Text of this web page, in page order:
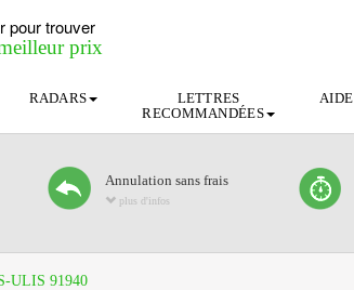
pour trouver
prix
RADARS
LETTRES
RECOMMANDÉES
AIDE
Annulation sans frais
plus d'infos
ULIS 91940